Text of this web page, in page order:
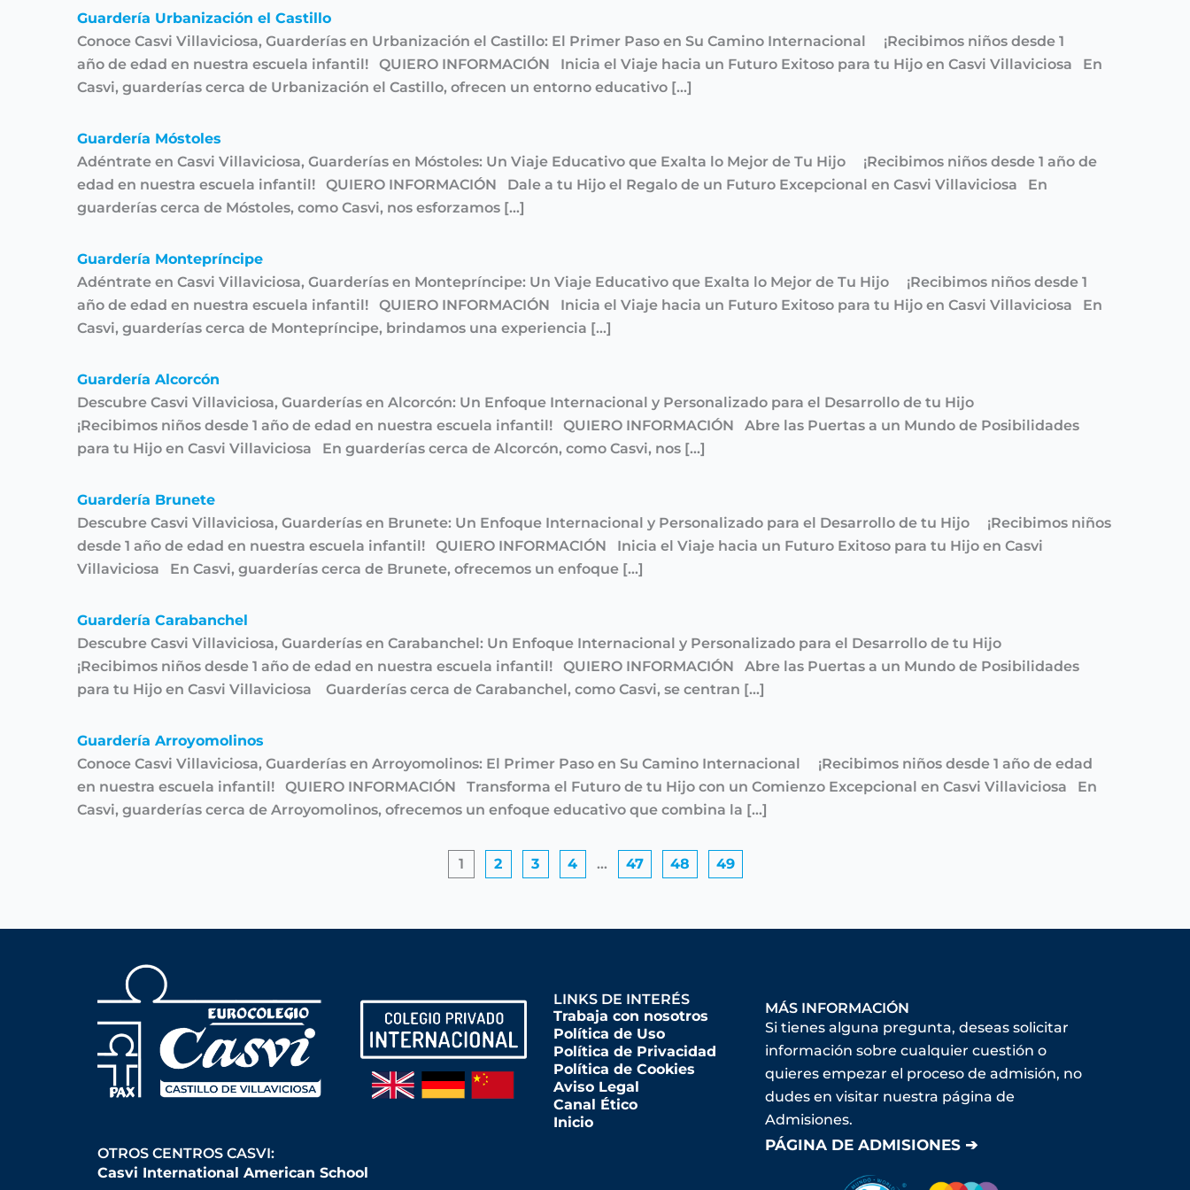
Guardería Urbanización el Castillo
Conoce Casvi Villaviciosa, Guarderías en Urbanización el Castillo: El Primer Paso en Su Camino Internacional ¡Recibimos niños desde 1
año de edad en nuestra escuela infantil! QUIERO INFORMACIÓN Inicia el Viaje hacia un Futuro Exitoso para tu Hijo en Casvi Villaviciosa En
Casvi, guarderías cerca de Urbanización el Castillo, ofrecen un entorno educativo […]
Guardería Móstoles
Adéntrate en Casvi Villaviciosa, Guarderías en Móstoles: Un Viaje Educativo que Exalta lo Mejor de Tu Hijo ¡Recibimos niños desde 1 año de
edad en nuestra escuela infantil! QUIERO INFORMACIÓN Dale a tu Hijo el Regalo de un Futuro Excepcional en Casvi Villaviciosa En
guarderías cerca de Móstoles, como Casvi, nos esforzamos […]
Guardería Montepríncipe
Adéntrate en Casvi Villaviciosa, Guarderías en Montepríncipe: Un Viaje Educativo que Exalta lo Mejor de Tu Hijo ¡Recibimos niños desde 1
año de edad en nuestra escuela infantil! QUIERO INFORMACIÓN Inicia el Viaje hacia un Futuro Exitoso para tu Hijo en Casvi Villaviciosa En
Casvi, guarderías cerca de Montepríncipe, brindamos una experiencia […]
Guardería Alcorcón
Descubre Casvi Villaviciosa, Guarderías en Alcorcón: Un Enfoque Internacional y Personalizado para el Desarrollo de tu Hijo
¡Recibimos niños desde 1 año de edad en nuestra escuela infantil! QUIERO INFORMACIÓN Abre las Puertas a un Mundo de Posibilidades
para tu Hijo en Casvi Villaviciosa En guarderías cerca de Alcorcón, como Casvi, nos […]
Guardería Brunete
Descubre Casvi Villaviciosa, Guarderías en Brunete: Un Enfoque Internacional y Personalizado para el Desarrollo de tu Hijo ¡Recibimos niños
desde 1 año de edad en nuestra escuela infantil! QUIERO INFORMACIÓN Inicia el Viaje hacia un Futuro Exitoso para tu Hijo en Casvi
Villaviciosa En Casvi, guarderías cerca de Brunete, ofrecemos un enfoque […]
Guardería Carabanchel
Descubre Casvi Villaviciosa, Guarderías en Carabanchel: Un Enfoque Internacional y Personalizado para el Desarrollo de tu Hijo
¡Recibimos niños desde 1 año de edad en nuestra escuela infantil! QUIERO INFORMACIÓN Abre las Puertas a un Mundo de Posibilidades
para tu Hijo en Casvi Villaviciosa Guarderías cerca de Carabanchel, como Casvi, se centran […]
Guardería Arroyomolinos
Conoce Casvi Villaviciosa, Guarderías en Arroyomolinos: El Primer Paso en Su Camino Internacional ¡Recibimos niños desde 1 año de edad
en nuestra escuela infantil! QUIERO INFORMACIÓN Transforma el Futuro de tu Hijo con un Comienzo Excepcional en Casvi Villaviciosa En
Casvi, guarderías cerca de Arroyomolinos, ofrecemos un enfoque educativo que combina la […]
1 2 3 4 … 47 48 49
OTROS CENTROS CASVI:
Casvi International American School
LINKS DE INTERÉS
Trabaja con nosotros
Política de Uso
Política de Privacidad
Política de Cookies
Aviso Legal
Canal Ético
Inicio
MÁS INFORMACIÓN
Si tienes alguna pregunta, deseas solicitar
información sobre cualquier cuestión o
quieres empezar el proceso de admisión, no
dudes en visitar nuestra página de
Admisiones.
PÁGINA DE ADMISIONES ➔